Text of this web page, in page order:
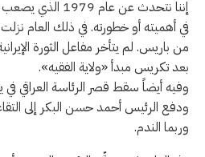
إننا نتحدث عن
في أهميته أو خطورته. في ذلك العام
من باريس. لم يتأخر مفاعل الثورة
بعد تكريس مبدأ «ولاية الفقيه».
وفيه أيضاً سقط قصر الرئاسة العراقي
ودفع الرئيس أحمد حسن البكر إلى
وربما الندم.